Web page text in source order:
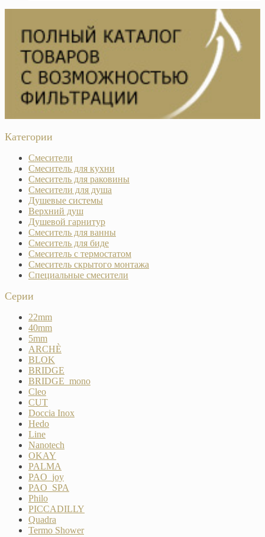
Категории
Смесители
Смеситель для кухни
Смеситель для раковины
Смесители для душа
Душевые системы
Верхний душ
Душевой гарнитур
Смеситель для ванны
Смеситель для биде
Смеситель с термостатом
Смеситель скрытого монтажа
Специальные смесители
Серии
22mm
40mm
5mm
ARCHÈ
BLOK
BRIDGE
BRIDGE_mono
Cleo
CUT
Doccia Inox
Hedo
Line
Nanotech
OKAY
PALMA
PAO_joy
PAO_SPA
Philo
PICCADILLY
Quadra
Termo Shower